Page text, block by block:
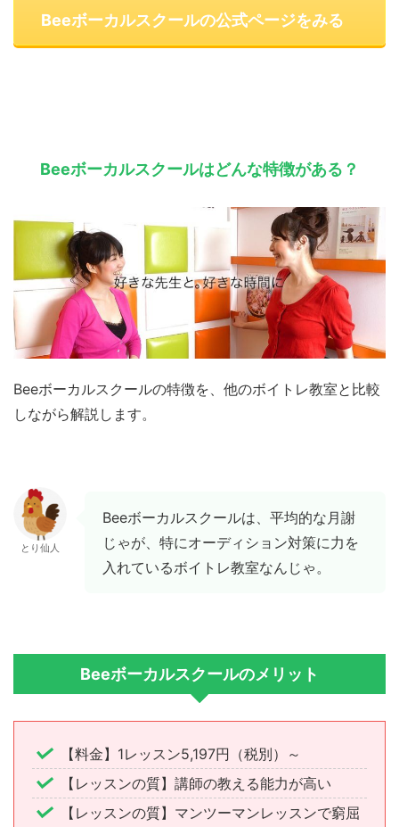
Beeボーカルスクールの公式ページをみる
Beeボーカルスクールはどんな特徴がある？
Beeボーカルスクールの特徴を、他のボイトレ教室と比較
しながら解説します。
とり仙人
Beeボーカルスクールは、平均的な月謝
じゃが、特にオーディション対策に力を
入れているボイトレ教室なんじゃ。
Beeボーカルスクールのメリット
【料金】1レッスン5,197円（税別）～
【レッスンの質】講師の教える能力が高い
【レッスンの質】マンツーマンレッスンで窮屈